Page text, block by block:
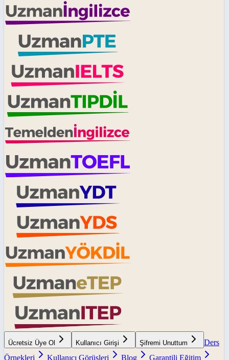
Ücretsiz Üye Ol Kullanıcı Girişi Şifremi Unuttum
Ders
Örnekleri
Kullanıcı Görüşleri Blog
Garantili Eğitim